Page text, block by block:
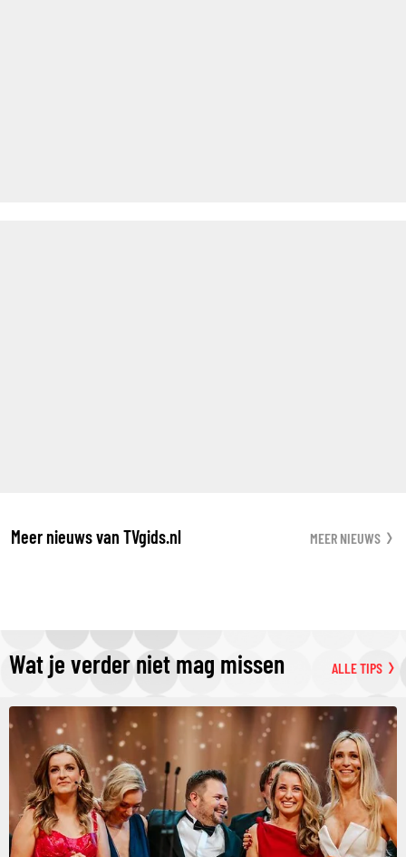
Meer nieuws van TVgids.nl MEER NIEUWS
Wat je verder niet mag missen ALLE TIPS